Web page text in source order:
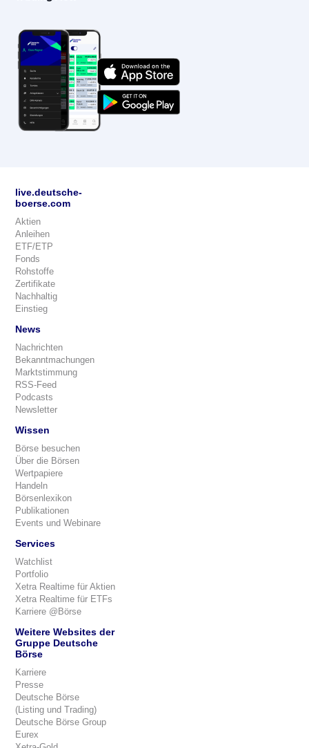
live.deutsche-
boerse.com
Aktien
Anleihen
ETF/ETP
Fonds
Rohstoffe
Zertifikate
Nachhaltig
Einstieg
News
Nachrichten
Bekanntmachungen
Marktstimmung
RSS-Feed
Podcasts
Newsletter
Wissen
Börse besuchen
Über die Börsen
Wertpapiere
Handeln
Börsenlexikon
Publikationen
Events und Webinare
Services
Watchlist
Portfolio
Xetra Realtime für Aktien
Xetra Realtime für ETFs
Karriere @Börse
Weitere Websites der
Gruppe Deutsche
Börse
Karriere
Presse
Deutsche Börse
(Listing und Trading)
Deutsche Börse Group
Eurex